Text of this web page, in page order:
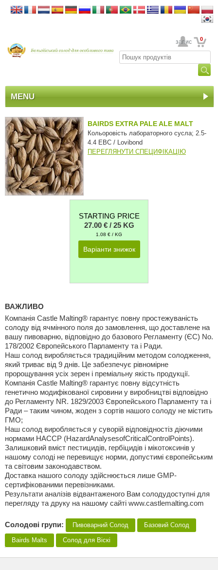
Ваш обліковий запис 0
MENU
BAIRDS EXTRA PALE ALE MALT
Кольоровість лабораторного сусла; 2.5-
4.4 EBC / Lovibond
ПЕРЕГЛЯНУТИ СПЕЦИФІКАЦІЮ
STARTING PRICE
27.00 € / 25 KG
1.08 € / KG
Варіанти знижок
ВАЖЛИВО
Компанія Castle Malting® гарантує повну простежуваність
солоду від ячмінного поля до замовлення, що доставлене на
вашу пивоварню, відповідно до базового Регламенту (ЄС) No.
178/2002 Європейського Парламенту та і Ради.
Наш солод виробляється традиційним методом солодження,
який триває від 9 днів. Це забезпечує рівномірне
пророщування усіх зерен і преміальну якість продукції.
Компанія Castle Malting® гарантує повну відсутність
генетично модифікованої сировини у виробництві відповідно
до Регламенту NR. 1829/2003 Європейського Парламенту та і
Ради – таким чином, жоден з сортів нашого солоду не містить
ГМО;
Наш солод виробляється у суворій відповідностіз діючими
нормами НАССР (HazardAnalysesofCriticalControlPoints).
Залишковий вміст пестицидів, гербіцидів i мікотоксинів у
нашому солоді не перевищує норми, допустимі європейським
та світовим законодавством.
Доставка нашого солоду здійснюється лише GMP-
сертифікованими перевізниками.
Результати аналізів відвантаженого Вам солодудоступні для
перегляду та друку на нашому сайті www.castlemalting.com
Солодові групи: Пивоварний Солод Базовий Солод
Bairds Malts Солод для Віскі